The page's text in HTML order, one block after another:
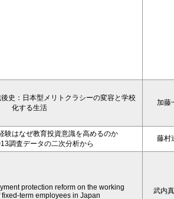
史：日本型メリトクラシーの変容と学校
化する生活
加藤
験はなぜ教育投資意識を高めるのか
調査データの二次分析から
藤村
protection reform on the working
term employees in Japan
武内